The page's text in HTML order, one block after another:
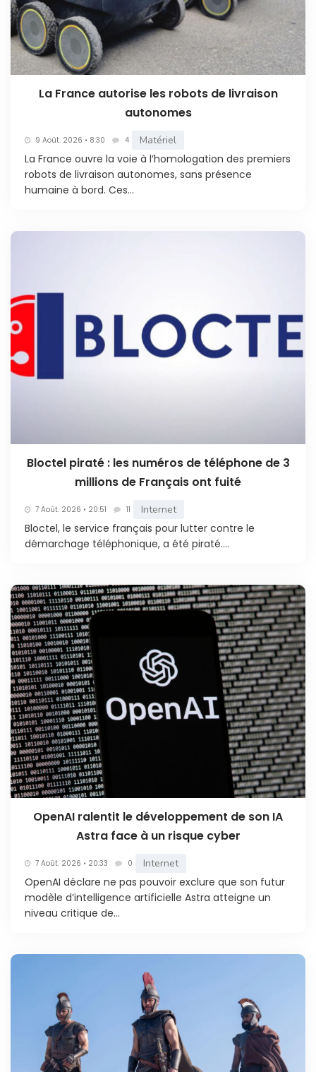
La France autorise les robots de livraison
autonomes
9 Août. 2026 • 8:30 4 Matériel
La France ouvre la voie à l’homologation des premiers
robots de livraison autonomes, sans présence
humaine à bord. Ces...
Bloctel piraté : les numéros de téléphone de 3
millions de Français ont fuité
7 Août. 2026 • 20:51 11 Internet
Bloctel, le service français pour lutter contre le
démarchage téléphonique, a été piraté....
OpenAI ralentit le développement de son IA
Astra face à un risque cyber
7 Août. 2026 • 20:33 0 Internet
OpenAI déclare ne pas pouvoir exclure que son futur
modèle d’intelligence artificielle Astra atteigne un
niveau critique de...